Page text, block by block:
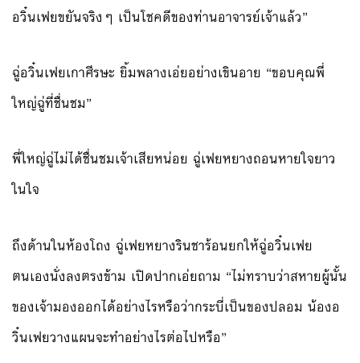
อวิ๋นเฟยขยันจริงๆ เป็นโชคดีของท่านอาจารย์เจ้าแล้ว”
ฉู่อวิ๋นเฟยเกาศีรษะ ยิ้มพลางเอ่ยอย่างเขินอาย “ขอบคุณพี่
ใหญ่ฉู่ที่ชื่นชม”
พี่ใหญ่ฉู่ไม่ได้ชื่นชมเจ้าเสียหน่อย ฉู่เฟยหยางถอนหายใจยาว
ในใจ
ถึงด้านในห้องโถง ฉู่เฟยหยางรินชาร้อนยกให้ฉู่อวิ๋นเฟย
ตนเองนั่งลงตรงข้าม เปิดปากเอ่ยถาม “ไม่ทราบว่าสหายผู้นั้น
ของเจ้ามองออกได้อย่างไรหรือว่ากระบี่เป็นของปลอม น้องอ
วิ๋นเฟยวางแผนจะทำอย่างไรต่อไปหรือ”